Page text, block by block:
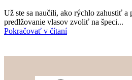
Už ste sa naučili, ako rýchlo zahustiť a
predlžovanie vlasov zvoliť na špeci...
Pokračovať v čítaní